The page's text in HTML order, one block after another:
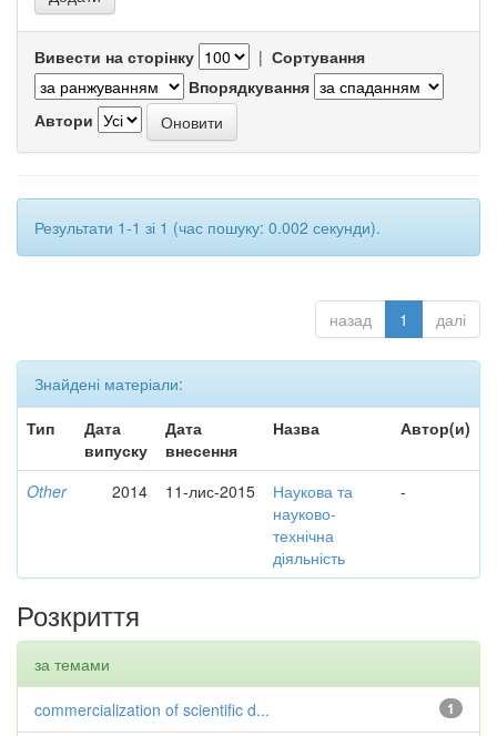
Вивести на сторінку | Сортування
Впорядкування
Автори
Результати 1-1 зі 1 (час пошуку: 0.002 секунди).
назад 1 далі
Знайдені матеріали:
Тип
Дата
випуску
Дата
внесення
Назва Автор(и)
Other 2014 11-лис-2015
Наукова та
науково-
технічна
діяльність
-
Розкриття
за темами
1
commercialization of scientific d...